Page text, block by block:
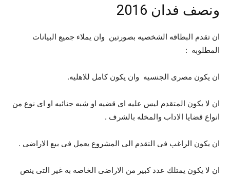
ونصف فدان 2016
ان تقدم البطاقه الشخصيه بصورتين وان يملاء جميع البيانات
المطلوبه :
ان يكون مصرى الجنسيه وان يكون كامل للاهليه.
ان لا يكون المتقدم ليس عليه اى قضيه او شبه جنائيه او اى نوع من
انواع قضايا الاداب والمخله بالشرف .
ان يكون الراغب فى التقدم الى المشروع يعمل فى بيع الاراضى .
ان لا يكون يمتلك عدد كبير من الاراضى الخاصه به غير التى ينص